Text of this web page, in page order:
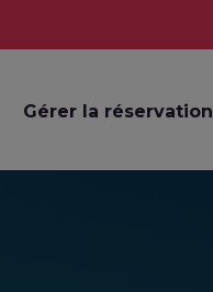
Gérer la réservation